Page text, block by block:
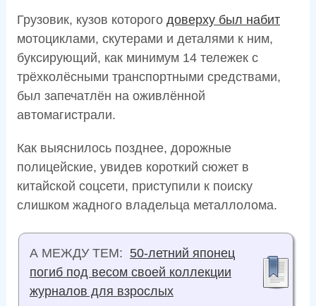
Грузовик, кузов которого доверху был набит
мотоциклами, скутерами и деталями к ним,
буксирующий, как минимум 14 тележек с
трёхколёсными транспортными средствами,
был запечатлён на оживлённой
автомагистрали.
Как выяснилось позднее, дорожные
полицейские, увидев короткий сюжет в
китайской соцсети, приступили к поиску
слишком жадного владельца металлолома.
А МЕЖДУ ТЕМ: 50-летний японец
погиб под весом своей коллекции
журналов для взрослых